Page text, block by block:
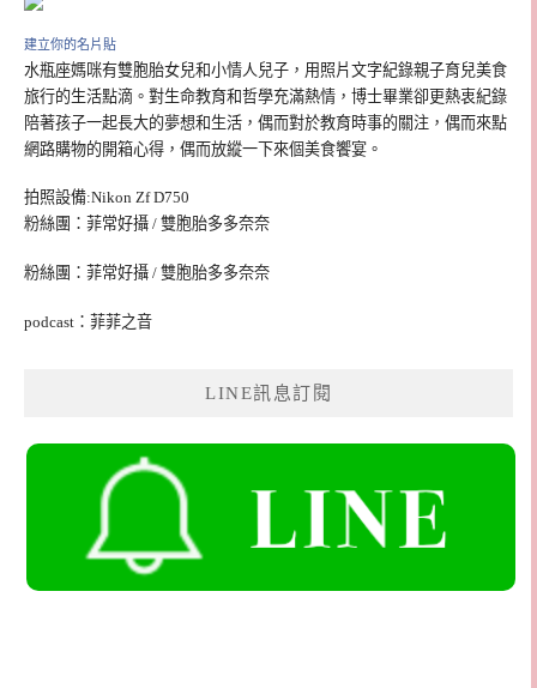
建立你的名片貼
水瓶座媽咪有雙胞胎女兒和小情人兒子，用照片文字紀錄親子育兒美食
旅行的生活點滴。對生命教育和哲學充滿熱情，博士畢業卻更熱衷紀錄
陪著孩子一起長大的夢想和生活，偶而對於教育時事的關注，偶而來點
網路購物的開箱心得，偶而放縱一下來個美食饗宴。
拍照設備:Nikon Zf D750
粉絲團：菲常好攝 / 雙胞胎多多奈奈
粉絲團：菲常好攝 / 雙胞胎多多奈奈
podcast：菲菲之音
LINE訊息訂閱